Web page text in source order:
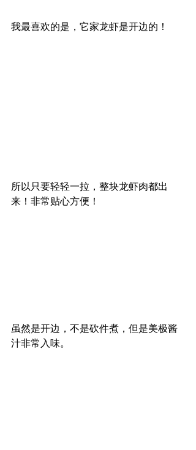
我最喜欢的是，它家龙虾是开边的！
所以只要轻轻一拉，整块龙虾肉都出
来！非常贴心方便！
虽然是开边，不是砍件煮，但是美极酱
汁非常入味。